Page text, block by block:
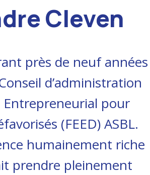
Cleven
près de neuf années
d’administration
Entrepreneurial pour
(FEED) ASBL.
humainement riche
prendre pleinement